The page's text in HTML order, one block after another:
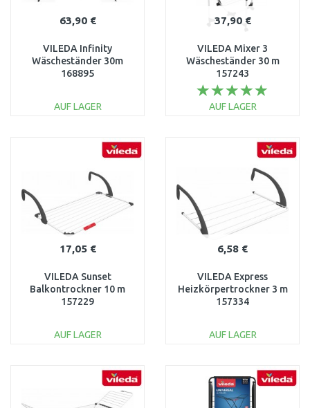
63,90 €
VILEDA Infinity
Wäscheständer 30m
168895
AUF LAGER
WARENKORB
37,90 €
VILEDA Mixer 3
Wäscheständer 30 m
157243
AUF LAGER
WARENKORB
17,05 €
VILEDA Sunset
Balkontrockner 10 m
157229
AUF LAGER
WARENKORB
Vergleichen
6,58 €
VILEDA Express
Heizkörpertrockner 3 m
157334
AUF LAGER
WARENKORB
Vergleichen